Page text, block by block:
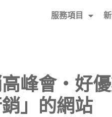
服務項目
峰會・好
銷」的網站